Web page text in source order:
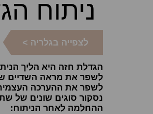
ניתוח
לצפייה בגלריה >
הגדלת חזה היא הליך
לשפר את מראה השדיים
לשפר את ההערכה
נסקור סוגים שונים של
ההחלמה לאחר הניתוח: